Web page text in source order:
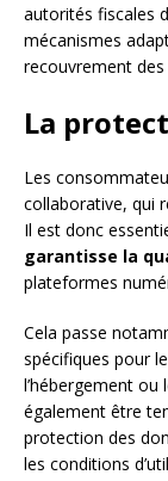
autorités fiscales
mécanismes
recouvrement des
La
Les
collaborative, qui
Il est donc
garantisse la
plateformes
Cela passe
spécifiques pour
l’hébergement
également être
protection des
les conditions